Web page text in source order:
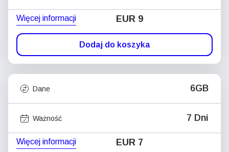
Więcej informacji EUR 9
Dodaj do koszyka
Dane 6GB
Ważność 7 Dni
Więcej informacji EUR 7